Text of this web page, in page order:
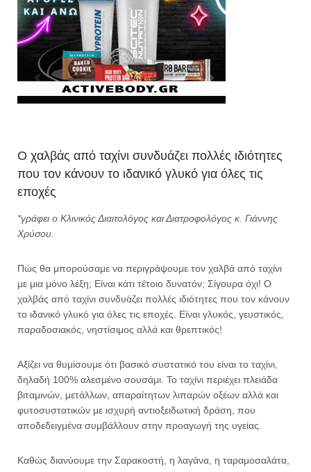
O χαλβάς από ταχίνι συνδυάζει πολλές ιδιότητες
που τον κάνουν το ιδανικό γλυκό για όλες τις
εποχές
*γράφει ο Κλινικός Διαιτολόγος και Διατροφολόγος κ. Γιάννης
Χρύσου.
Πώς θα μπορούσαμε να περιγράψουμε τον χαλβά από ταχίνι
με μια μόνο λέξη; Είναι κάτι τέτοιο δυνατόν; Σίγουρα όχι! Ο
χαλβάς από ταχίνι συνδυάζει πολλές ιδιότητες που τον κάνουν
το ιδανικό γλυκό για όλες τις εποχές. Είναι γλυκός, γευστικός,
παραδοσιακός, νηστίσιμος αλλά και θρεπτικός!
Αξίζει να θυμίσουμε ότι βασικό συστατικό του είναι το ταχίνι,
δηλαδή 100% αλεσμένο σουσάμι. Το ταχίνι περιέχει πλειάδα
βιταμινών, μετάλλων, απαραίτητων λιπαρών οξέων αλλά και
φυτοσυστατικών με ισχυρή αντιοξειδωτική δράση, που
αποδεδειγμένα συμβάλλουν στην προαγωγή της υγείας.
Καθώς διανύουμε την Σαρακοστή, η λαγάνα, η ταραμοσαλάτα,